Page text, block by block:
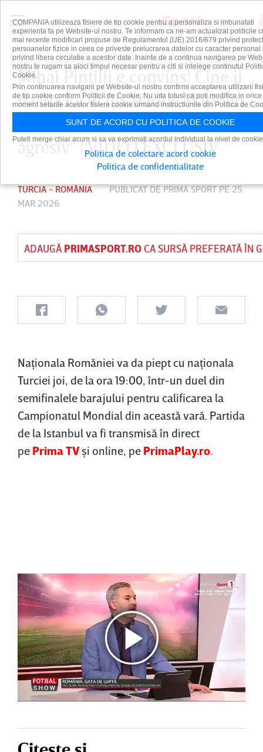
Mihai Pintilii e convins! Cine îi
va lua locul lui Marius Marin în
linia mediană: "E mult mai
agresiv" | VIDEO EXCLUSIV
TURCIA - ROMÂNIA PUBLICAT DEPRIMA SPORTPE 25
MAR 2026
ADAUGĂ PRIMASPORT.ROCA SURSĂ PREFERATĂ ÎN
Naţionala Romăniei va da piept cu naţionala
Turciei joi, de la ora 19:00, într-un duel din
semifinalele barajului pentru calificarea la
Campionatul Mondial din această vară. Partida
de la Istanbul va fi transmisă în direct
pe Prima TVşi online, pe PrimaPlay.ro.
COMPANIA utilizeaza fisiere de tip cookie pentru a personaliza si imbunatati
experienta ta pe Website-ul nostru. Te informam ca ne-am actualizat politicile
mai recente modificari propuse de Regulamentul (UE) 2016/679 privind
persoanelor fizice in ceea ce priveste prelucrarea datelor cu caracter personal
privind libera circulatie a acestor date. Inainte de a continua navigarea pe
nostru te rugam sa aloci timpul necesar pentru a citi si intelege continutul
Cookie.
Prin continuarea navigarii pe Website-ul nostru confirmi acceptarea utilizarii
de tip cookie conform Politicii de Cookie. Nu uita totusi ca poti modifica in orice
moment setarile acestor fisiere cookie urmand instructiunile din Politica de
SUNT DE ACORD CU POLITICA DE COOKIE
Puteti merge chiar acum si sa va exprimati acordul individual la nivel de
Politica de colectare acord cookie
Politica de confidentialitate